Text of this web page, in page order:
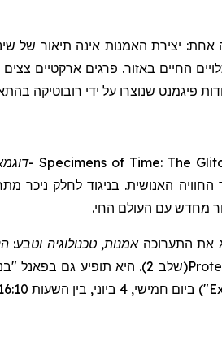
אחת: יצירת האמנות אינה תיאור של
החיים באזור. פרגים ארקטיים
פיגמנט שנוצרו על ידי רובוטיקה
Specimens of Time: The
-
החוויה האנושית. בניגוד לחלק ניכר
מחדש עם העולם החי.
את התערוכה אמנות, טכנולוגיה וטבע:
(שלב 2). היא תופיע גם בפאנל
"
) ביום חמישי, 4 ביוני, בין השעות 16:10 ל-16:50 במבשלת טרומן (שלב 1 של טרומן).